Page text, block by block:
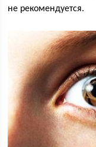
не рекомендуется.